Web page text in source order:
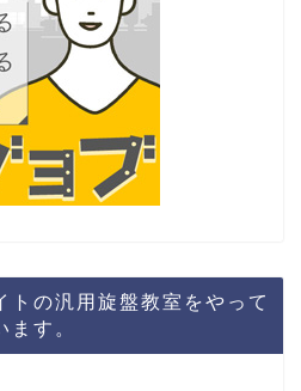
トの汎用旋盤教室をやって
ます。